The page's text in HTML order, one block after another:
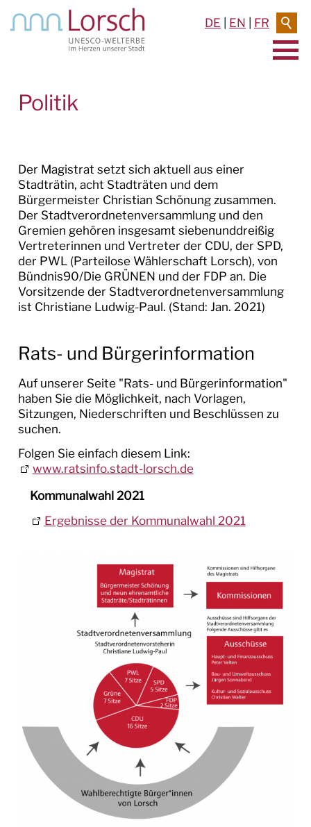
DE EN FR
POLITIK
Gremien
Parteien
Rats- und Bürgerinformation
Sitzungstermine
SERVICE
WIRTSCHAFT
STELLEN & AUSBILDUNG
LEBEN IN LORSCH
KULTUR
Politik
Der Magistrat setzt sich aktuell aus einer
Stadträtin, acht Stadträten und dem
Bürgermeister Christian Schönung zusammen.
Der Stadtverordnetenversammlung und den
Gremien gehören insgesamt siebenunddreißig
Vertreterinnen und Vertreter der CDU, der SPD,
der PWL (Parteilose Wählerschaft Lorsch), von
Bündnis90/Die GRÜNEN und der FDP an. Die
Vorsitzende der Stadtverordnetenversammlung
ist Christiane Ludwig-Paul. (Stand: Jan. 2021)
Rats- und Bürgerinformation
Auf unserer Seite "Rats- und Bürgerinformation"
haben Sie die Möglichkeit, nach Vorlagen,
Sitzungen, Niederschriften und Beschlüssen zu
suchen.
Folgen Sie einfach diesem Link:
www.ratsinfo.stadt-lorsch.de
Kommunalwahl 2021
Ergebnisse der Kommunalwahl 2021